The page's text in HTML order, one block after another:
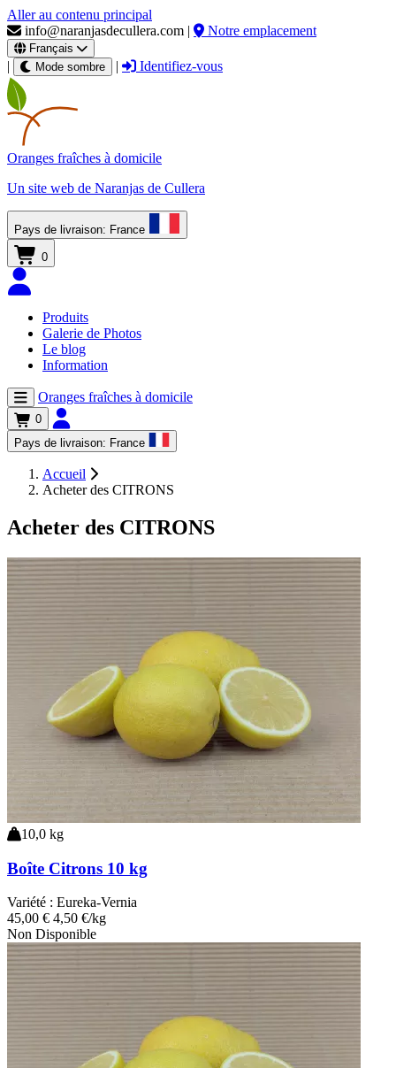
Aller au contenu principal
info@naranjasdecullera.com | Notre emplacement
Français
| Mode sombre | Identifiez-vous
Oranges fraîches à domicile
Un site web de Naranjas de Cullera
Pays de livraison: France
0
Produits
Galerie de Photos
Le blog
Information
Oranges fraîches à domicile
0
Pays de livraison: France
Accueil
Acheter des CITRONS
Acheter des CITRONS
10,0 kg
Boîte Citrons 10 kg
Variété : Eureka-Vernia
45,00 € 4,50 €/kg
Non Disponible